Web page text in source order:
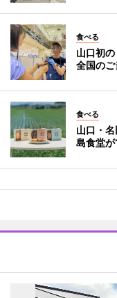
食べる
山口初
全国の
食べる
山口・
島食堂